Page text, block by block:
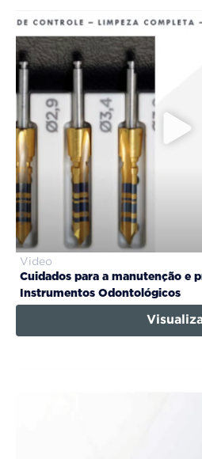
Video
Cuidados para a manutenção e
Instrumentos Odontológicos